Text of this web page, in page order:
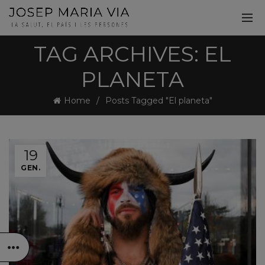
TAG ARCHIVES: EL
PLANETA
Home Posts Tagged "El planeta"
19
GEN.